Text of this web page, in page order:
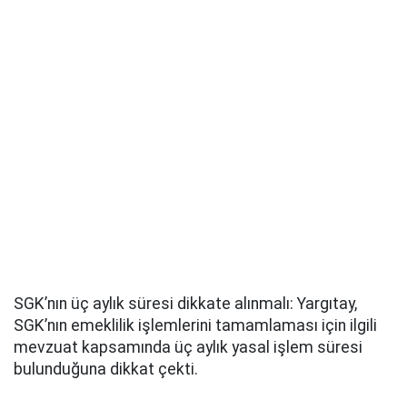
SGK’nın üç aylık süresi dikkate alınmalı: Yargıtay,
SGK’nın emeklilik işlemlerini tamamlaması için ilgili
mevzuat kapsamında üç aylık yasal işlem süresi
bulunduğuna dikkat çekti.